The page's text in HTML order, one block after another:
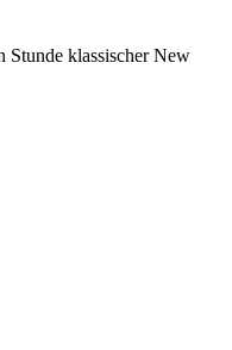
Stunde klassischer New